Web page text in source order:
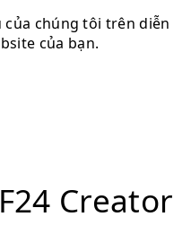
của chúng tôi trên diễn
của bạn.
Creator